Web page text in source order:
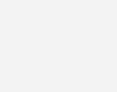
Anlage, das Gebäude des
wird zur Kalibrierung von
des Untergrundes und
genutzt. Aus den
Ergebnisse ableiten:
konkrete Ziele für die